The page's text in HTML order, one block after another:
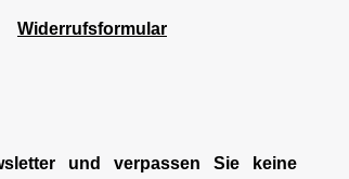
Widerrufsformular
und verpassen Sie keine